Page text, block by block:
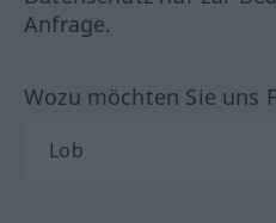
Anfrage.
Wozu möchten Sie uns